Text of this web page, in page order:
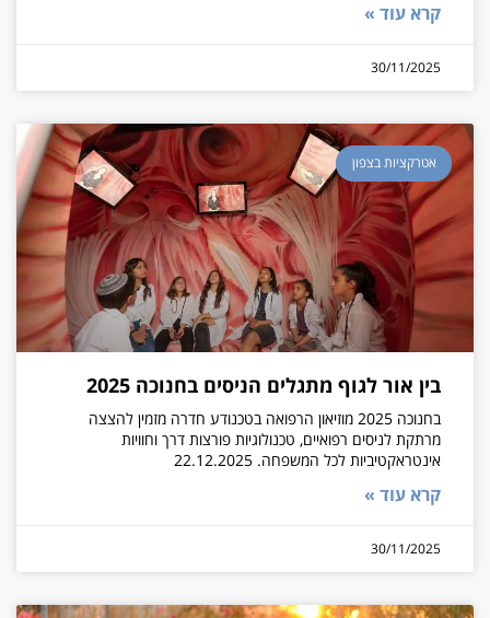
קרא עוד »
30/11/2025
אטרקציות בצפון
בין אור לגוף מתגלים הניסים בחנוכה 2025
בחנוכה 2025 מוזיאון הרפואה בטכנודע חדרה מזמין להצצה
מרתקת לניסים רפואיים, טכנולוגיות פורצות דרך וחוויות
אינטראקטיביות לכל המשפחה. 22.12.2025
קרא עוד »
30/11/2025